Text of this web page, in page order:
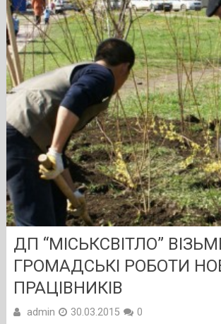
ДП “МІСЬКСВІТЛО”
ГРОМАДСЬКІ РОБОТИ
ПРАЦІВНИКІВ
admin 30.03.2015 0